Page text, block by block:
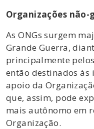
Organizações não-
As ONGs surgem
Grande Guerra,
principalmente
então destinados às
apoio da
que, assim, pode
mais autônomo em
Organização.